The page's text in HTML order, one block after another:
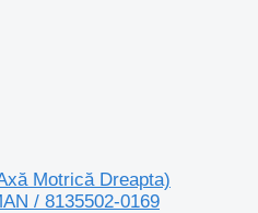
Motrică Dreapta)
/ 8135502-0169